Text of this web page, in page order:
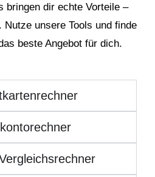
bringen dir echte Vorteile –
unsere Tools und finde
beste Angebot für dich.